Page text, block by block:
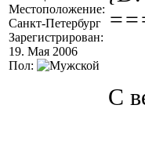
Местоположение:
Санкт-Петербург
Зарегистрирован:
19. Мая 2006
Пол:
С